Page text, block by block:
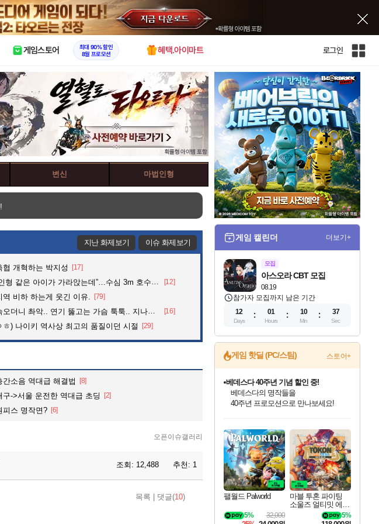
X
게임스토어
최대 90% 할인
8월 프로모션
혜택.아이마트 로그인
인
사
이
트
맵
변신 마법인형
지난 화제보기 이슈 화제보기
협 개혁하는 박지성 [17]
형 같은 아이가 가라앉는데”…수심 3m 호수 뛰어든 60대 의인 [12]
역 비하 하는게 웃긴 이유. [79]
오더니 촤악.. 연기 뚫고는 가슴 툭툭.. 지나가던 아재의 정체 [16]
ㅎ) 나이키 역사상 최고의 품질이던 시절 [29]
간소음 역대급 해결법 [8]
구->서울 운전한 역대급 초딩 [2]
피스 명작면? [6]
오픈이슈갤러리
조회: 12,488 추천: 1
목록 댓글(10)
게임 캘린더 더보기+
모집
08.19
아스오라 CBT 모집
참가자 모집까지 남은 기간
12
Days
01
Hours
10
Min
35
Sec
게임 핫딜 (PC/스팀) 스토어+
최대 90% 할인가를 만나보세요!
네이버혜택과 함께 만나보세요!
50%할인&추가 적립까지!
이니&베니 혜택까지!
네이버 혜택가와 함께 예약하세요!
할인&네이버혜택으로 만나보세요!
네이버페이 혜택과 만나보세요!
베데스다 40주년 기념 할인 중!
베데스다의 명작들을
40주년 프로모션으로 만나보세요!
네이버 포인트 혜택까지!
할인가에 만나보세요!
일부 에디션 상시 할인!
혜택으로 예약 판매 중
편안하게 충전하세요
팰월드 Palworld
32,000
5%
마블 투혼 파이팅
소울즈 얼티밋 에디
션 예약구매 MARV
EL Tokon Fighting S
5%